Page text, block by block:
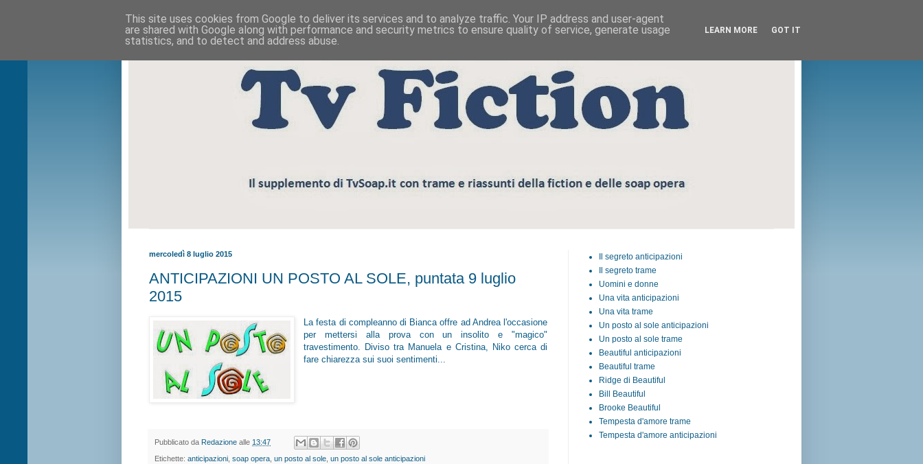
mercoledì 8 luglio 2015
ANTICIPAZIONI UN POSTO AL SOLE, puntata 9 luglio
2015
La festa di compleanno di Bianca offre ad Andrea l'occasione
per mettersi alla prova con un insolito e "magico"
travestimento. Diviso tra Manuela e Cristina, Niko cerca di
fare chiarezza sui suoi sentimenti...
Pubblicato da Redazione alle 13:47
Etichette: anticipazioni soap opera un posto al sole un posto al sole anticipazioni
Il segreto anticipazioni
Il segreto trame
Uomini e donne
Una vita anticipazioni
Una vita trame
Un posto al sole anticipazioni
Un posto al sole trame
Beautiful anticipazioni
Beautiful trame
Ridge di Beautiful
Bill Beautiful
Brooke Beautiful
Tempesta d'amore trame
Tempesta d'amore anticipazioni
This site uses cookies from Google to deliver its services and to analyze traffic. Your IP address and user-agent
are shared with Google along with performance and security metrics to ensure quality of service, generate usage
statistics, and to detect and address abuse.
LEARN MORE GOT IT